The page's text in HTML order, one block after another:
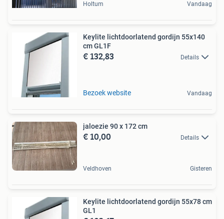
Holtum Vandaag
Keylite lichtdoorlatend gordijn 55x140
cm GL1F
€ 132,83 Details
Bezoek website Vandaag
jaloezie 90 x 172 cm
€ 10,00 Details
Veldhoven Gisteren
Keylite lichtdoorlatend gordijn 55x78 cm
GL1